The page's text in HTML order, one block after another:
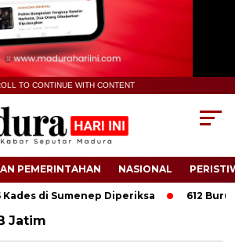
TO CONTINUE WITH CONTENT
PEMERINTAHAN NASIONAL
di Sumenep Diperiksa 612 Buruh
Jatim